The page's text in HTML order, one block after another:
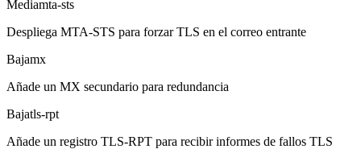
Mediamta-sts
Despliega MTA-STS para forzar TLS en el correo entrante
Bajamx
Añade un MX secundario para redundancia
Bajatls-rpt
Añade un registro TLS-RPT para recibir informes de fallos TLS